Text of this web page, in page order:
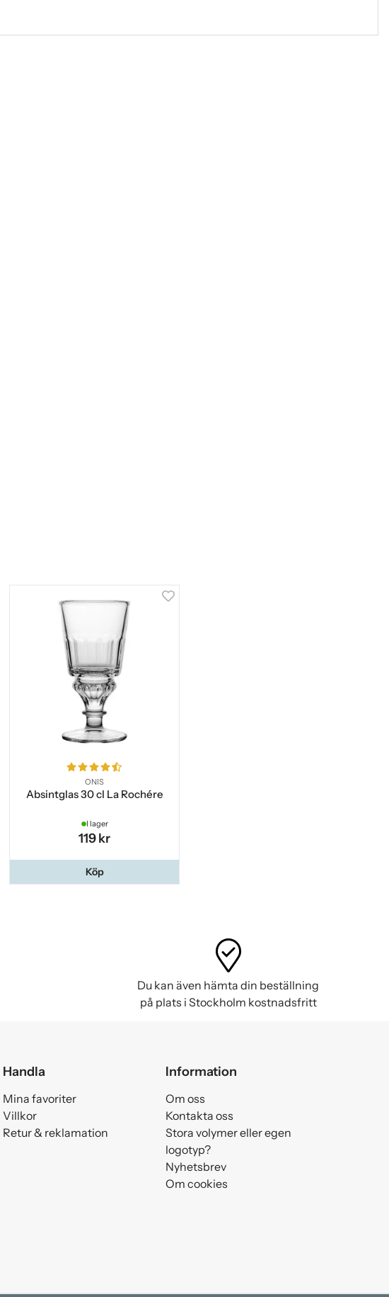
ONIS
Absintglas 30 cl La Rochére
I lager
119 kr
Köp
Du kan även hämta din beställning
på plats i Stockholm kostnadsfritt
Handla
Mina favoriter
Villkor
Retur & reklamation
Information
Om oss
Kontakta oss
Stora volymer eller egen
logotyp?
Nyhetsbrev
Om cookies